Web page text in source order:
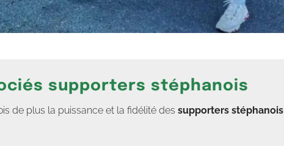
supporters stéphanois
de plus la puissance et la fidélité des supporters stéphanois